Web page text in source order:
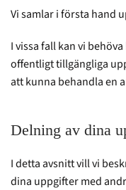
Vi samlar i första hand
I vissa fall kan vi
offentligt tillgängliga
att kunna behandla en
Delning av dina
I detta avsnitt vill vi
dina uppgifter med